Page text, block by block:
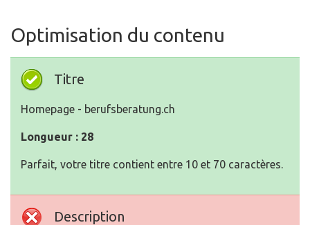
Optimisation du contenu
Titre
Homepage - berufsberatung.ch
Longueur : 28
Parfait, votre titre contient entre 10 et 70 caractères.
Description